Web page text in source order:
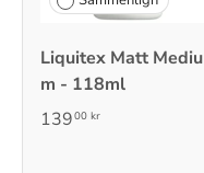
Liquitex Matt Mediu
m - 118ml
13900 kr